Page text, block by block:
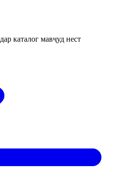
дар каталог мавҷуд нест